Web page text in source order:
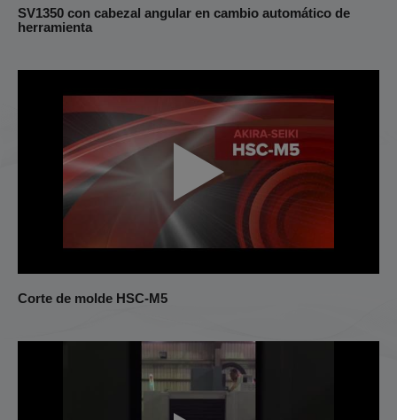
SV1350 con cabezal angular en cambio automático de
herramienta
Corte de molde HSC-M5